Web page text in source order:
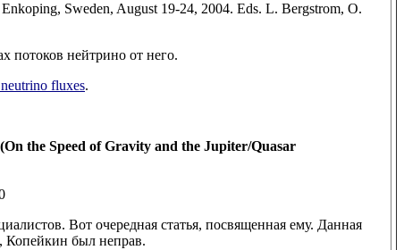
Sweden, August 19-24, 2004. Eds. L. Bergstrom, O.
потоков нейтрино от него.
fluxes.
the Speed of Gravity and the Jupiter/Quasar
Вот очередная статья, посвященная ему. Данная
Копейкин был неправ.